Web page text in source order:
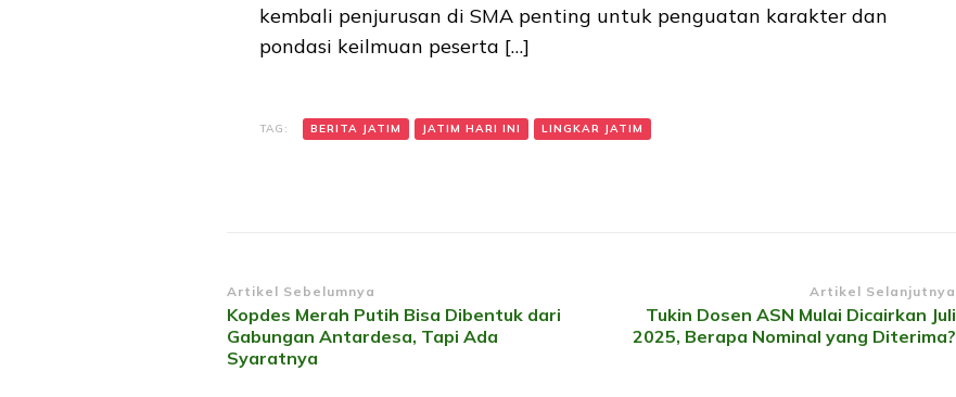
kembali penjurusan di SMA penting untuk penguatan karakter dan
pondasi keilmuan peserta […]
TAG: BERITA JATIM JATIM HARI INI LINGKAR JATIM
Navigasi
Artikel
Artikel Sebelumnya
Kopdes Merah Putih Bisa Dibentuk dari
Gabungan Antardesa, Tapi Ada
Syaratnya
Artikel Selanjutnya
Tukin Dosen ASN Mulai Dicairkan Juli
2025, Berapa Nominal yang Diterima?